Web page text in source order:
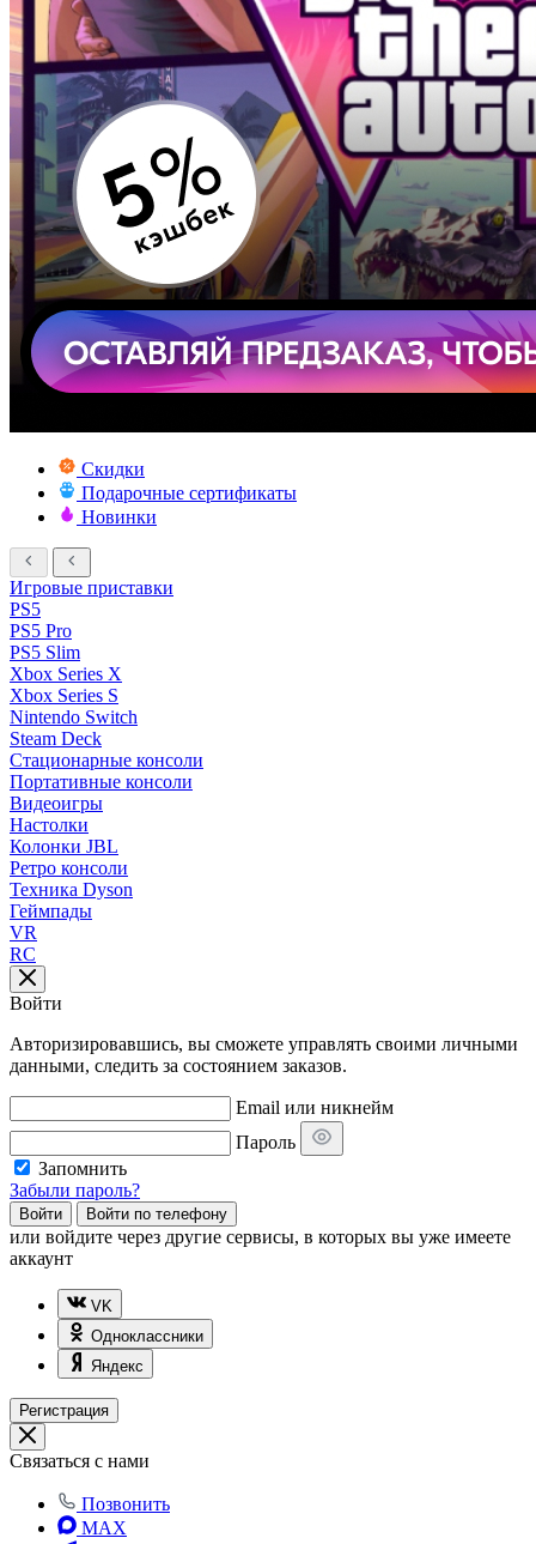
Скидки
Подарочные сертификаты
Новинки
Игровые приставки
PS5
PS5 Pro
PS5 Slim
Xbox Series X
Xbox Series S
Nintendo Switch
Steam Deck
Стационарные консоли
Портативные консоли
Видеоигры
Настолки
Колонки JBL
Ретро консоли
Техника Dyson
Геймпады
VR
RC
Войти
Авторизировавшись, вы сможете управлять своими личными
данными, следить за состоянием заказов.
Email или никнейм
Пароль
Запомнить
Забыли пароль?
Войти Войти по телефону
или войдите через другие сервисы, в которых вы уже имеете
аккаунт
VK
Одноклассники
Яндекс
Регистрация
Связаться с нами
Позвонить
MAX